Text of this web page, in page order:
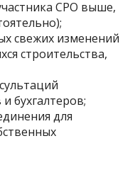
СРО выше,
свежих изменений
строительства,
бухгалтеров;
для